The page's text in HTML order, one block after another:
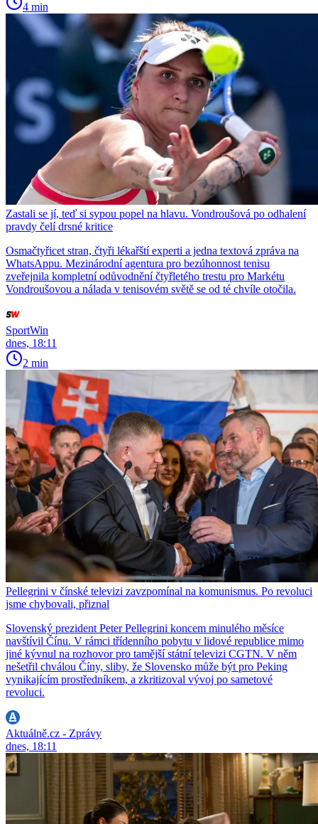
4 min
Zastali se jí, teď si sypou popel na hlavu. Vondroušová po odhalení
pravdy čelí drsné kritice
Osmačtyřicet stran, čtyři lékařští experti a jedna textová zpráva na
WhatsAppu. Mezinárodní agentura pro bezúhonnost tenisu
zveřejnila kompletní odůvodnění čtyřletého trestu pro Markétu
Vondroušovou a nálada v tenisovém světě se od té chvíle otočila.
SportWin
dnes, 18:11
2 min
Pellegrini v čínské televizi zavzpomínal na komunismus. Po revoluci
jsme chybovali, přiznal
Slovenský prezident Peter Pellegrini koncem minulého měsíce
navštívil Čínu. V rámci třídenního pobytu v lidové republice mimo
jiné kývnul na rozhovor pro tamější státní televizi CGTN. V něm
nešetřil chválou Číny, sliby, že Slovensko může být pro Peking
vynikajícím prostředníkem, a zkritizoval vývoj po sametové
revoluci.
Aktuálně.cz - Zprávy
dnes, 18:11